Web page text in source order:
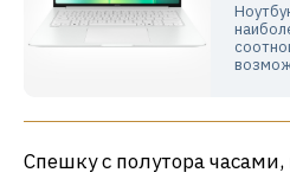
Спешку с полутора